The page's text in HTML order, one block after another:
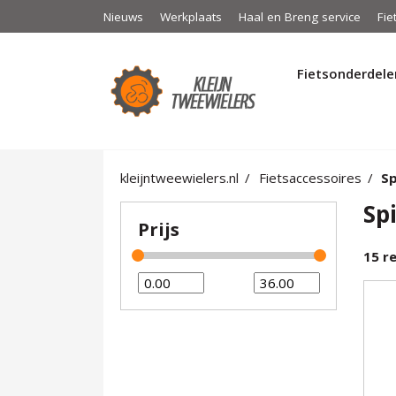
Nieuws Werkplaats Haal en Breng service
kleijntweewielers.nl Fietsaccessoires
Prijs
15